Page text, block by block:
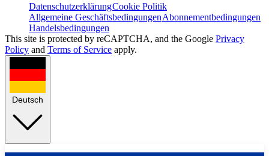
DatenschutzerklärungCookie Politik
Allgemeine GeschäftsbedingungenAbonnementbedingungen
Handelsbedingungen
This site is protected by reCAPTCHA, and the Google Privacy
Policy and Terms of Service apply.
Deutsch